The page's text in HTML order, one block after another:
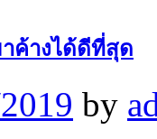
ค้างได้ดีที่สุด
by